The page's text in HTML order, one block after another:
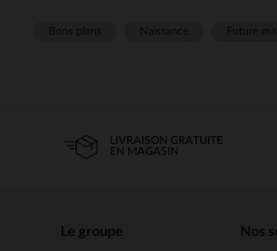
LIVRAISON GRATUITE
EN MAGASIN
Le groupe Nos